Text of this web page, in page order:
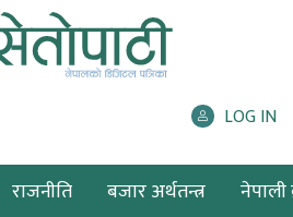
LOG IN
राजनीति बजार अर्थतन्त्र नेपाली